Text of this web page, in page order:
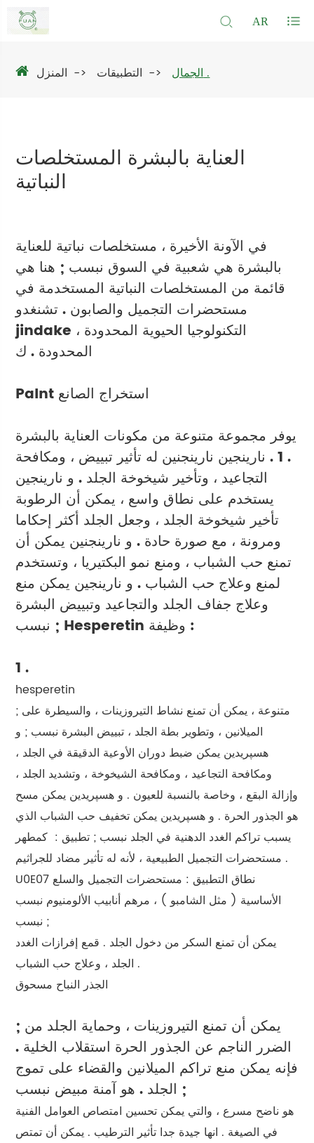
AR
المنزل التطبيقات الجمال .
العناية بالبشرة المستخلصات
النباتية
في الآونة الأخيرة ، مستخلصات نباتية للعناية
بالبشرة هي شعبية في السوق نبسب ; هنا هي
قائمة من المستخلصات النباتية المستخدمة في
مستحضرات التجميل والصابون . تشنغدو
jindake التكنولوجيا الحيوية المحدودة ،
المحدودة . ك
Palnt استخراج الصانع
يوفر مجموعة متنوعة من مكونات العناية بالبشرة
. 1 . نارينجين
نارينجنين له تأثير تبييض ، ومكافحة
التجاعيد ، وتأخير شيخوخة الجلد . و نارينجين
يستخدم على نطاق واسع ، يمكن أن الرطوبة
تأخير شيخوخة الجلد ، وجعل الجلد أكثر إحكاما
ومرونة ، مع صورة حادة . و نارينجنين يمكن أن
تمنع حب الشباب ، ومنع نمو البكتيريا ، وتستخدم
لمنع وعلاج حب الشباب . و نارينجين يمكن منع
وعلاج جفاف الجلد والتجاعيد وتبييض البشرة
نبسب ; Hesperetin
وظيفة :
1 .
hesperetin
; متنوعة ، يمكن أن تمنع نشاط التيروزينات ، والسيطرة على
الميلانين ، وتطوير بطة الجلد ، تبييض البشرة نبسب ; و
هسپريدين يمكن ضبط دوران الأوعية الدقيقة في الجلد ،
ومكافحة التجاعيد ، ومكافحة الشيخوخة ، وتشديد الجلد ،
وإزالة البقع ، وخاصة بالنسبة للعيون . و هسپريدين يمكن مسح
هو الجذور الحرة . و هسپريدين يمكن تخفيف حب الشباب الذي
يسبب تراكم الغدد الدهنية في الجلد نبسب ; تطبيق : كمطهر
مستحضرات التجميل الطبيعية ، لأنه له تأثير مضاد للجراثيم .
U0E07 نطاق التطبيق : مستحضرات التجميل والسلع
الأساسية ( مثل الشامبو ) ، مرهم أنابيب الألومنيوم نبسب
نبسب ;
يمكن أن تمنع السكر من دخول الجلد . قمع إفرازات الغدد
الجلد ، وعلاج حب الشباب .
الجذر النباح مسحوق
; يمكن أن تمنع التيروزينات ، وحماية الجلد من
الضرر الناجم عن الجذور الحرة استقلاب الخلية .
فإنه يمكن منع تراكم الميلانين والقضاء على تموج
الجلد . هو آمنة مبيض نبسب ;
هو ناضح مسرع ، والتي يمكن تحسين امتصاص العوامل الفنية
في الصيغة . انها جيدة جدا تأثير الترطيب . يمكن أن تمتص